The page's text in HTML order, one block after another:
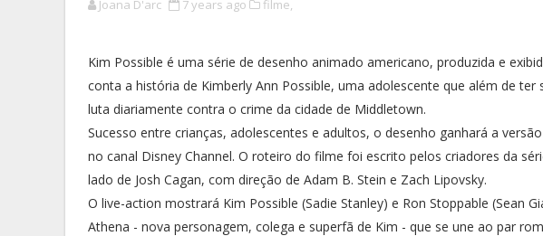
Joana D'arc 7 years ago filme,
Kim Possible é uma série de desenho animado americano, produzida e
conta a história de Kimberly Ann Possible, uma adolescente que além de
luta diariamente contra o crime da cidade de Middletown.
Sucesso entre crianças, adolescentes e adultos, o desenho ganhará a
no canal Disney Channel. O roteiro do filme foi escrito pelos criadores da
lado de Josh Cagan, com direção de Adam B. Stein e Zach Lipovsky.
O live-action mostrará Kim Possible (Sadie Stanley) e Ron Stoppable (Sean
Athena - nova personagem, colega e superfã de Kim - que se une ao par